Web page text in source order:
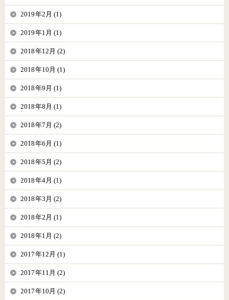
2019年2月 (1)
2019年1月 (1)
2018年12月 (2)
2018年10月 (1)
2018年9月 (1)
2018年8月 (1)
2018年7月 (2)
2018年6月 (1)
2018年5月 (2)
2018年4月 (1)
2018年3月 (2)
2018年2月 (1)
2018年1月 (2)
2017年12月 (1)
2017年11月 (2)
2017年10月 (2)